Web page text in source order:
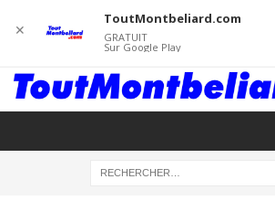
✕
ToutMontbeliard.com
GRATUIT
Sur Google Play